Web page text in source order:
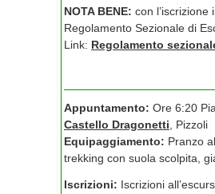
NOTA BENE: con
Regolamento Sezionale di
Link: Regolamento
Appuntamento: Ore 6:20
Castello Dragonetti , Pizzoli
Equipaggiamento: Pranzo
trekking con suola scolpita,
Iscrizioni: Iscrizioni